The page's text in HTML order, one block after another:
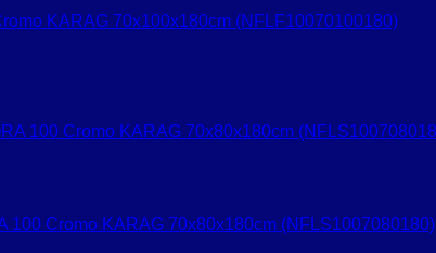
KARAG 70x100x180cm (NFLF10070100180)
100 Cromo KARAG 70x80x180cm (NFLS1007080180)